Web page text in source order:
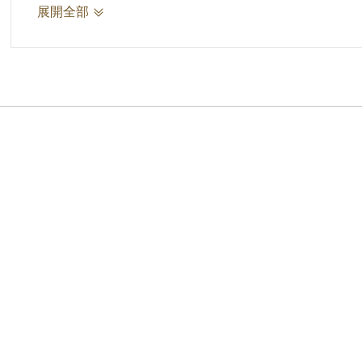
具體事蹟：ㄧ、辦理改建廁所乙棟工程
適用何種獎懲規定條款：依省府68.4.24.府教
劃前三年工作獎懲要點
展開全部